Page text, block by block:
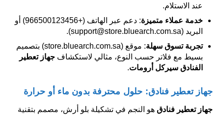
عند الاستلام.
خدمة عملاء متميزة
: دعم عبر الهاتف (+966500123456) أو
البريد (support@store.bluearch.com.sa).
تجربة تسوق سهلة
: موقع (store.bluearch.com.sa) بتصميم
بسيط مع فلاتر حسب النوع، مثالي لاستكشاف جهاز تعطير
الفنادق سيركل أرومات.
جهاز تعطير فنادق: حلول محترفة بدون ماء أو حرارة
جهاز تعطير فنادق هو النجم في تشكيلة بلو أرش، مصمم بتقنية